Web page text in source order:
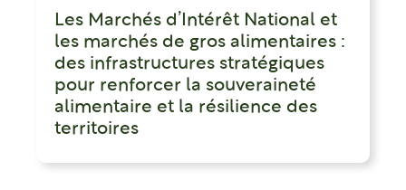
Les Marchés d’Intérêt National et
les marchés de gros alimentaires :
des infrastructures stratégiques
pour renforcer la souveraineté
alimentaire et la résilience des
territoires